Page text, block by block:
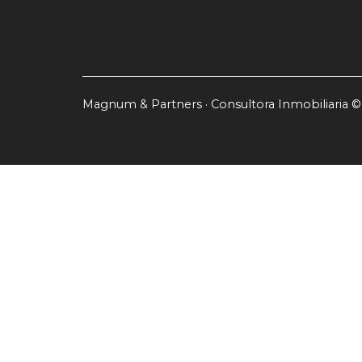
Magnum & Partners · Consultora Inmobiliaria